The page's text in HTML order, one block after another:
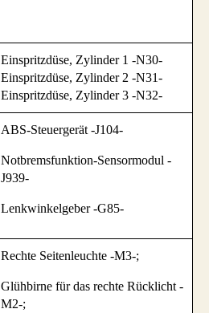
Einspritzdüse, Zylinder 1 -N30-
Einspritzdüse, Zylinder 2 -N31-
Einspritzdüse, Zylinder 3 -N32-
ABS-Steuergerät -J104-
Notbremsfunktion-Sensormodul -
J939-
Lenkwinkelgeber -G85-
Rechte Seitenleuchte -M3-;
Glühbirne für das rechte Rücklicht -
M2-;